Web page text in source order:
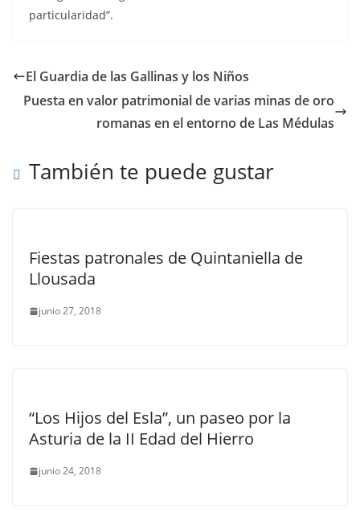
particularidad”.
El Guardia de las Gallinas y los Niños
Puesta en valor patrimonial de varias minas de oro
romanas en el entorno de Las Médulas
También te puede gustar
Fiestas patronales de Quintaniella de
Llousada
junio 27, 2018
“Los Hijos del Esla”, un paseo por la
Asturia de la II Edad del Hierro
junio 24, 2018